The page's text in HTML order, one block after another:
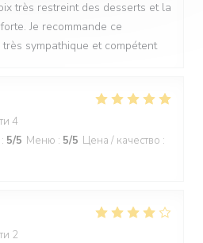
très restreint des desserts et la
Je recommande ce
sympathique et compétent
4
: 5/5 Меню : 5/5 Цена / качество :
2